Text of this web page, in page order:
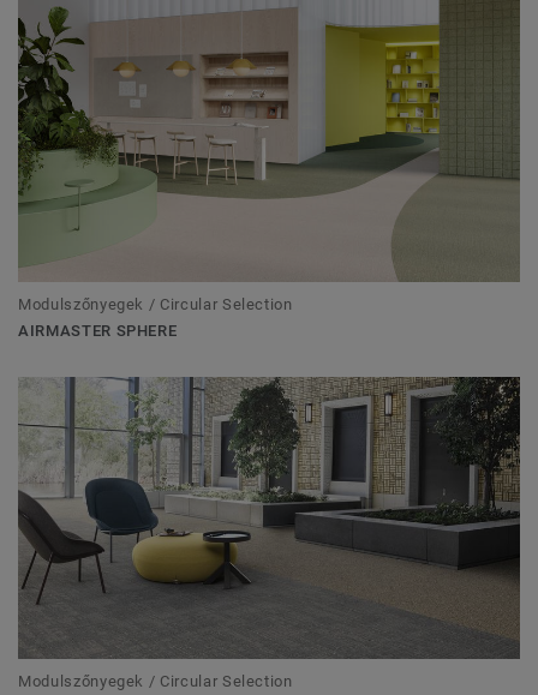
Modulszőnyegek / Circular Selection
AIRMASTER SPHERE
Modulszőnyegek / Circular Selection